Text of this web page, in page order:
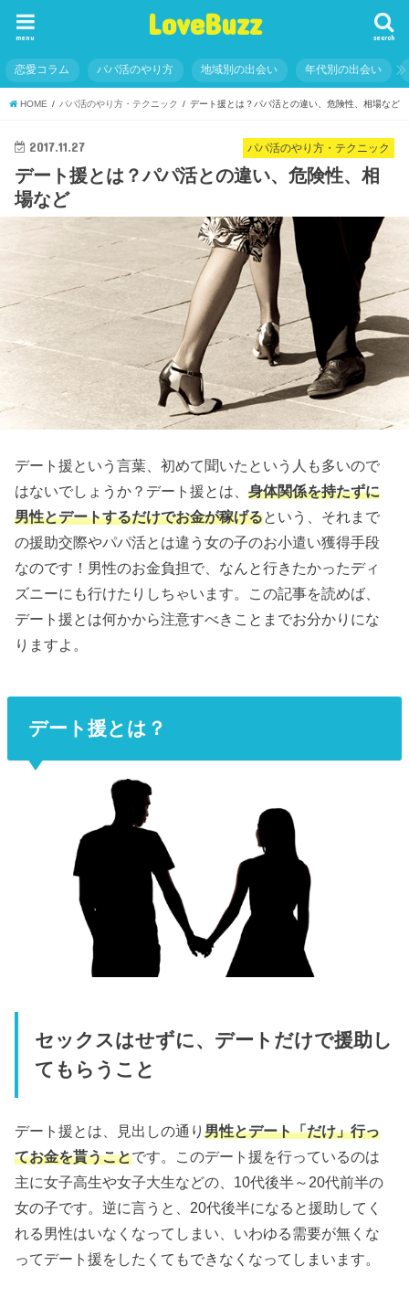
LoveBuzz search
menu
恋愛コラム パパ活のやり方 地域別の出会い 年代別の出会い
HOME パパ活のやり方・テクニック デート援とは？パパ活との違い、危険性、相場など
パパ活のやり方・テクニック
2017.11.27
デート援とは？パパ活との違い、危険性、相
場など
デート援という言葉、初めて聞いたという人も多いので
はないでしょうか？デート援とは、身体関係を持たずに
男性とデートするだけでお金が稼げるという、それまで
の援助交際やパパ活とは違う女の子のお小遣い獲得手段
なのです！男性のお金負担で、なんと行きたかったディ
ズニーにも行けたりしちゃいます。この記事を読めば、
デート援とは何かから注意すべきことまでお分かりにな
りますよ。
デート援とは？
セックスはせずに、デートだけで援助し
てもらうこと
デート援とは、見出しの通り男性とデート「だけ」行っ
てお金を貰うことです。このデート援を行っているのは
主に女子高生や女子大生などの、10代後半～20代前半の
女の子です。逆に言うと、20代後半になると援助してく
れる男性はいなくなってしまい、いわゆる需要が無くな
ってデート援をしたくてもできなくなってしまいます。